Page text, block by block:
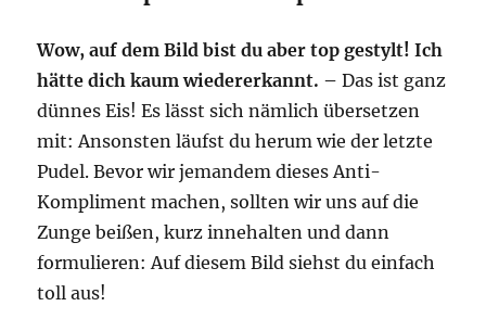
Wow, auf dem Bild bist du aber top gestylt! Ich
hätte dich kaum wiedererkannt. –Das ist ganz
dünnes Eis! Es lässt sich nämlich übersetzen
mit: Ansonsten läufst du herum wie der letzte
Pudel. Bevor wir jemandem dieses Anti-
Kompliment machen, sollten wir uns auf die
Zunge beißen, kurz innehalten und dann
formulieren: Auf diesem Bild siehst du einfach
toll aus!